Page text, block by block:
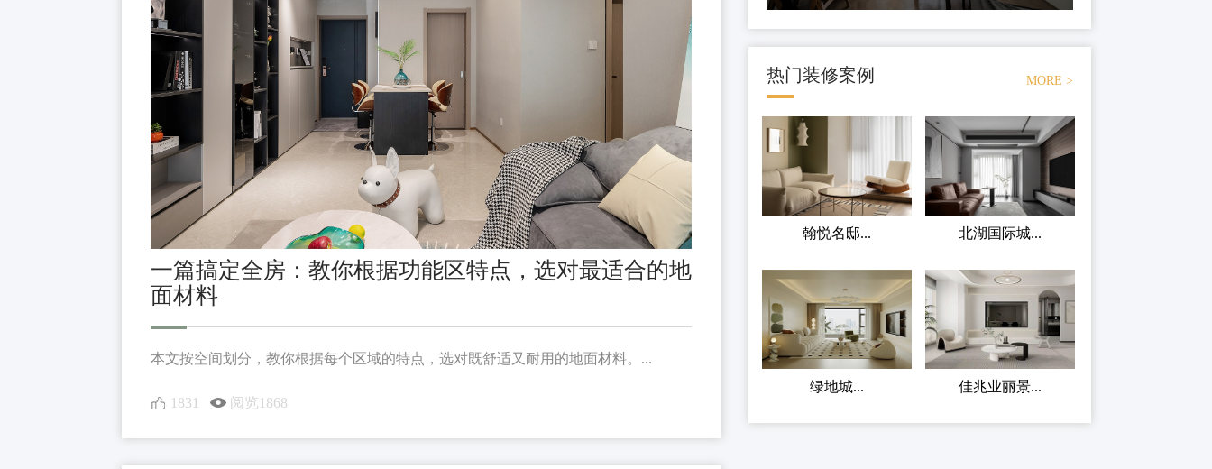
一篇搞定全房：教你根据功能区特点，选对最适合的地
面材料
本文按空间划分，教你根据每个区域的特点，选对既舒适又耐用的地面材料。...
1831 阅览1868
热门装修案例 MORE >
翰悦名邸... 北湖国际城...
绿地城... 佳兆业丽景...